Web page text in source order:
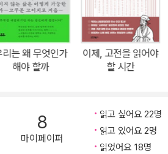
한다. 1980년대 말 심장이식수술과 암 진
하고 집필활동에만 전념하여 1990년대
저작들인 『밝
동체』(공저, 2005), 『무위의 공동체』(2
, 정의, 사랑, 아름다움』은 프랑스 몽트뢰
서 열두 살까지의 남녀 아이들을 대상으로
낭시는 신, 정의, 사랑, 아름다움을 주제로
리는 왜 무엇인가
해야 할까
이제, 고전을 읽어야
할 시간
8
마이페이퍼
읽고 싶어요 22명
읽고 있어요 2명
읽었어요 18명